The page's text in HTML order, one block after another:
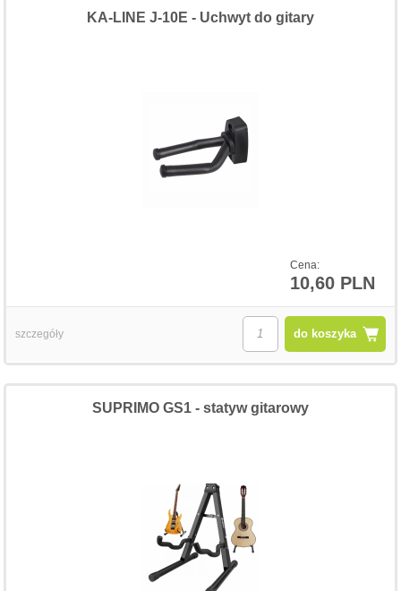
Cena:
10,60 PLN
KA-LINE J-10E - Uchwyt do gitary
do koszyka
szczegóły
SUPRIMO GS1 - statyw gitarowy